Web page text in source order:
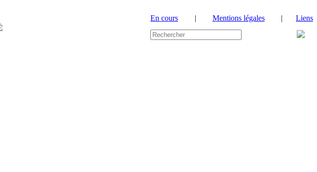
En cours | Mentions légales | Liens